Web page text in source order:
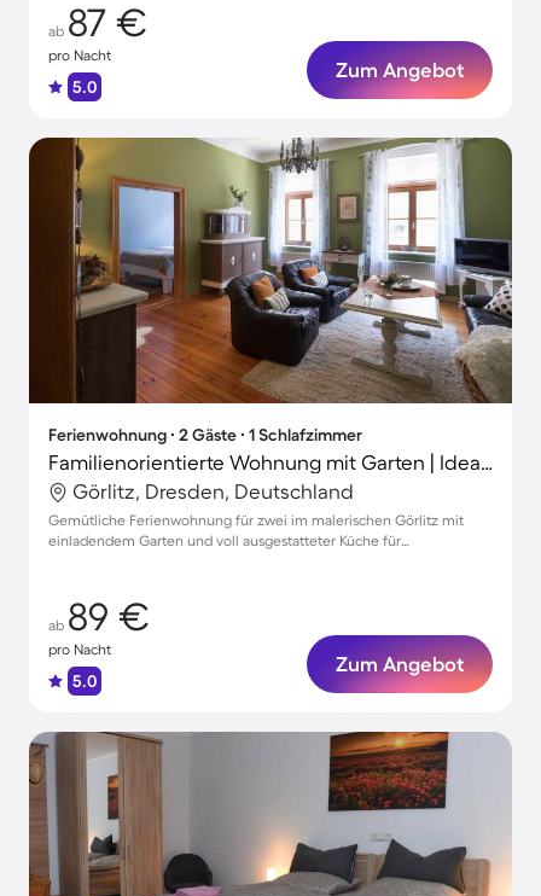
ab 87 €
pro Nacht
5.0
Zum Angebot
Ferienwohnung ∙ 2 Gäste ∙ 1 Schlafzimmer
Familienorientierte Wohnung mit Garten | Ideal für Homeoffice
Görlitz, Dresden, Deutschland
Gemütliche Ferienwohnung für zwei im malerischen Görlitz mit
einladendem Garten und voll ausgestatteter Küche für
ab 89 €
pro Nacht
5.0
Zum Angebot